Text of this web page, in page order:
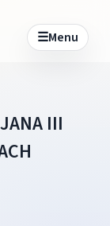
☰Menu
III